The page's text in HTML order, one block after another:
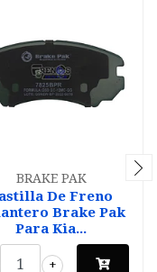
BRAKE PAK
De Freno
Brake Pak
Para Kia...
+